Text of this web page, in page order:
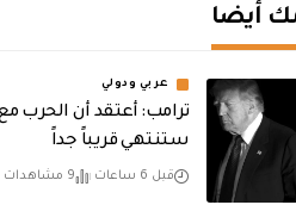
أيضا
عربي ودولي
‏ترامب: أعتقد أن الحرب
ستنتهي قريباً جداً
قبل 6 ساعات 9 مشاهدات